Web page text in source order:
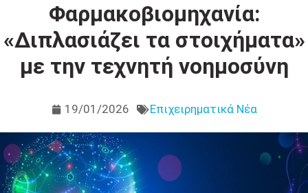
Φαρμακοβιομηχανία:
«Διπλασιάζει τα στοιχήματα»
με την τεχνητή νοημοσύνη
19/01/2026 Επιχειρηματικά Νέα